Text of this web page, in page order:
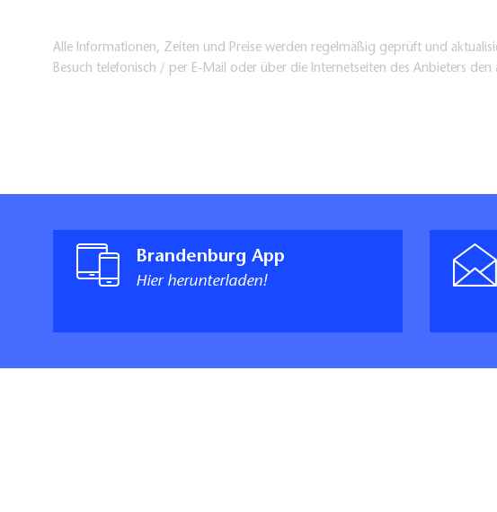
Alle Informationen, Zeiten und Preise werden regelmäßig geprüft und
Besuch telefonisch / per E-Mail oder über die Internetseiten des Anbieters den
Brandenburg App
Hier herunterladen!